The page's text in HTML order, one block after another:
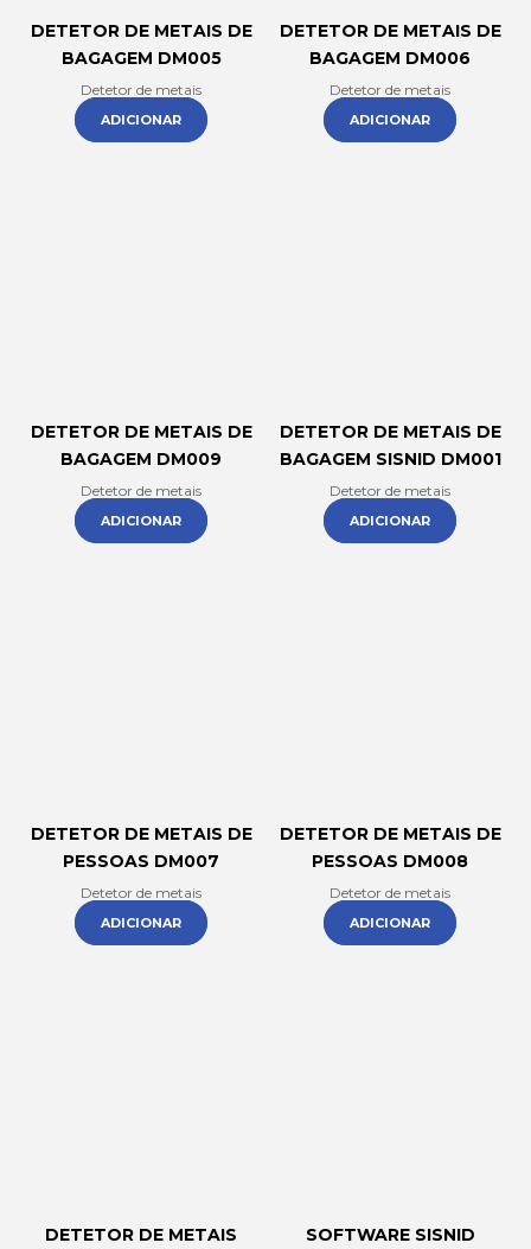
DETETOR DE METAIS DE
BAGAGEM DM005
Detetor de metais
ADICIONAR
DETETOR DE METAIS DE
BAGAGEM DM006
Detetor de metais
ADICIONAR
DETETOR DE METAIS DE
BAGAGEM DM009
Detetor de metais
ADICIONAR
DETETOR DE METAIS DE
BAGAGEM SISNID DM001
Detetor de metais
ADICIONAR
DETETOR DE METAIS DE
PESSOAS DM007
Detetor de metais
ADICIONAR
DETETOR DE METAIS DE
PESSOAS DM008
Detetor de metais
ADICIONAR
DETETOR DE METAIS
SOFTWARE SISNID